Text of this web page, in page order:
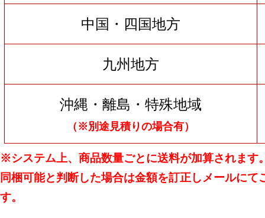
中国・四国地方
九州地方
沖縄・離島・特殊地域
（※別途見積りの場合有）
※システム上、商品数量ごとに送料が加算されます
同梱可能と判断した場合は金額を訂正しメールにて
す。